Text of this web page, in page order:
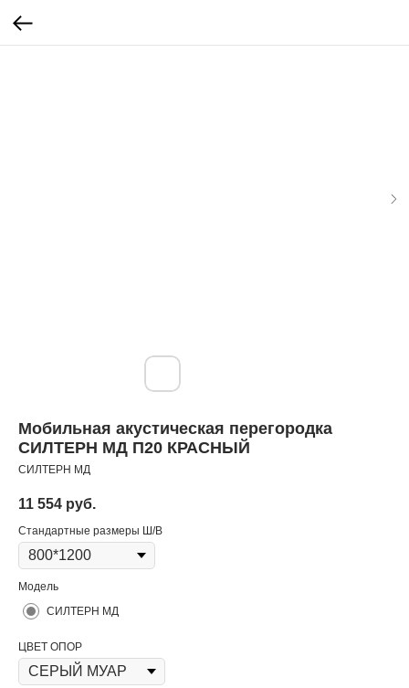
Мобильная акустическая перегородка
СИЛТЕРН МД П20 КРАСНЫЙ
СИЛТЕРН МД
11 554 руб.
Стандартные размеры Ш/В
Модель
СИЛТЕРН МД
ЦВЕТ ОПОР